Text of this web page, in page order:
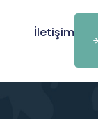
İletişim